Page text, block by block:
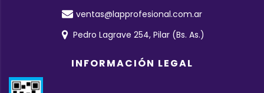
ventas@lapprofesional.com.ar
Pedro Lagrave 254, Pilar (Bs. As.)
INFORMACIÓN LEGAL